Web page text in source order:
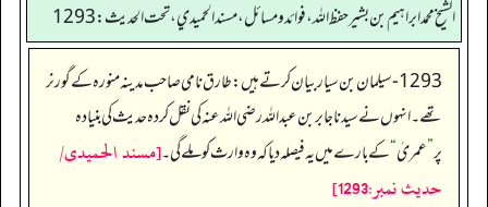
الشيخ محمد ابراهيم بن بشير حفظ الله، فوائد و مسائل، مسند الحميدي، تحت الحديث:1293
1293-سیلمان بن سیار بیان کرتے ہیں: طارق نامی صاحب مدینہ منورہ کے گورنر
تھے۔ انہوں نے سیدنا جابر بن عبداللہ رضی اللہ عنہ کی نقل کردہ حدیث کی بنیاد ہ
پر”عمریٰ“کے بارے میں یہ فیصلہ دیا کہ وہ وارث کو ملے گی۔[مسند الحمیدی/
حدیث نمبر:1293]